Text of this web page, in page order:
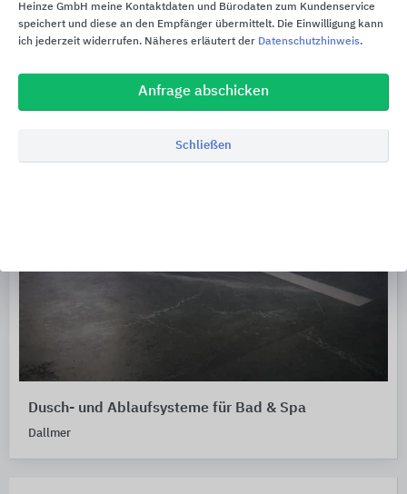
Dusch- und Ablaufsysteme für Bad & Spa
Dallmer
Heinze GmbH meine Kontaktdaten und Bürodaten zum Kundenservice
speichert und diese an den Empfänger übermittelt. Die Einwilligung kann
ich jederzeit widerrufen. Näheres erläutert der Datenschutzhinweis.
Anfrage abschicken
Schließen